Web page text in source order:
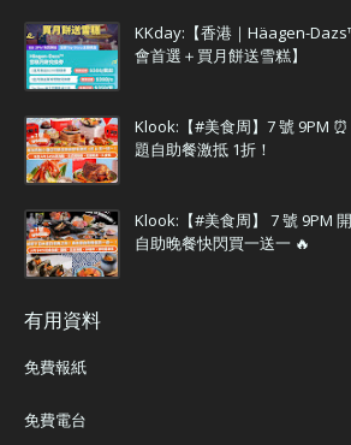
KKday:【香港｜Häagen-
會首選＋買月餅送雪糕】
Klook:【#美食周】7 號 9PM
題自助餐激抵 1折！
Klook:【#美食周】 7 號 9PM
自助晚餐快閃買一送一 🔥
有用資料
免費報紙
免費電台